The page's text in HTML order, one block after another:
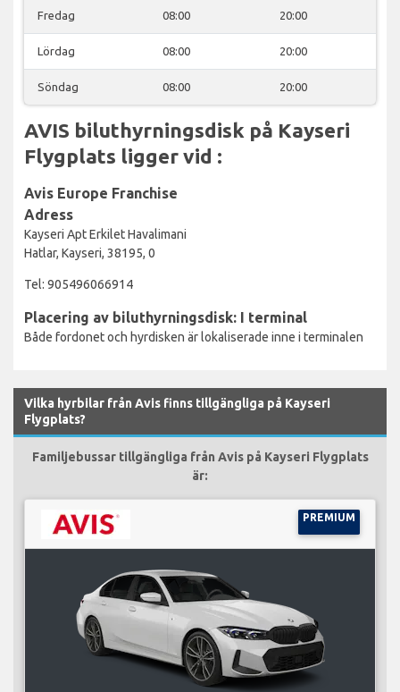
Fredag 08:00 20:00
Lördag 08:00 20:00
Söndag 08:00 20:00
AVIS biluthyrningsdisk på Kayseri
Flygplats ligger vid :
Avis Europe Franchise
Adress
Kayseri Apt Erkilet Havalimani
Hatlar, Kayseri, 38195, 0
Tel: 905496066914
Placering av biluthyrningsdisk: I terminal
Både fordonet och hyrdisken är lokaliserade inne i terminalen
Vilka hyrbilar från Avis finns tillgängliga på Kayseri
Flygplats?
Familjebussar tillgängliga från Avis på Kayseri Flygplats
är:
PREMIUM